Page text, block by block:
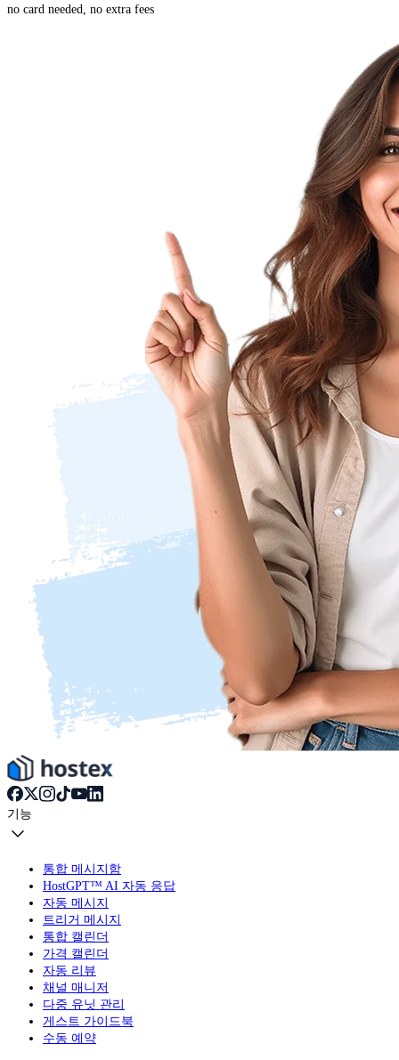
no card needed, no extra fees
기능
통합 메시지함
HostGPT™ AI 자동 응답
자동 메시지
트리거 메시지
통합 캘린더
가격 캘린더
자동 리뷰
채널 매니저
다중 유닛 관리
게스트 가이드북
수동 예약